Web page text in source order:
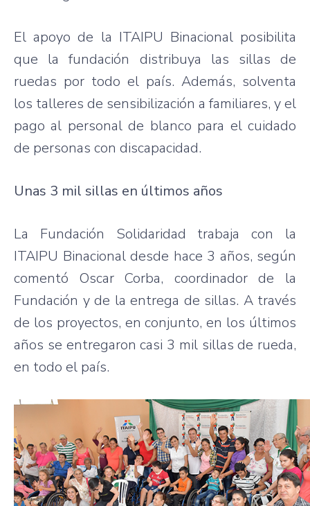
El apoyo de la ITAIPU Binacional posibilita
que la fundación distribuya las sillas de
ruedas por todo el país. Además, solventa
los talleres de sensibilización a familiares, y el
pago al personal de blanco para el cuidado
de personas con discapacidad.
Unas 3 mil sillas en últimos años
La Fundación Solidaridad trabaja con la
ITAIPU Binacional desde hace 3 años, según
comentó Oscar Corba, coordinador de la
Fundación y de la entrega de sillas. A través
de los proyectos, en conjunto, en los últimos
años se entregaron casi 3 mil sillas de rueda,
en todo el país.